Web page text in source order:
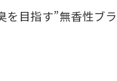
を目指す”無香性ブ